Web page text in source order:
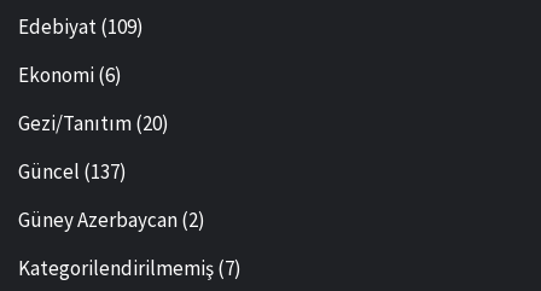
Edebiyat(109)
Ekonomi(6)
Gezi/Tanıtım(20)
Güncel (137)
Güney Azerbaycan(2)
Kategorilendirilmemiş(7)